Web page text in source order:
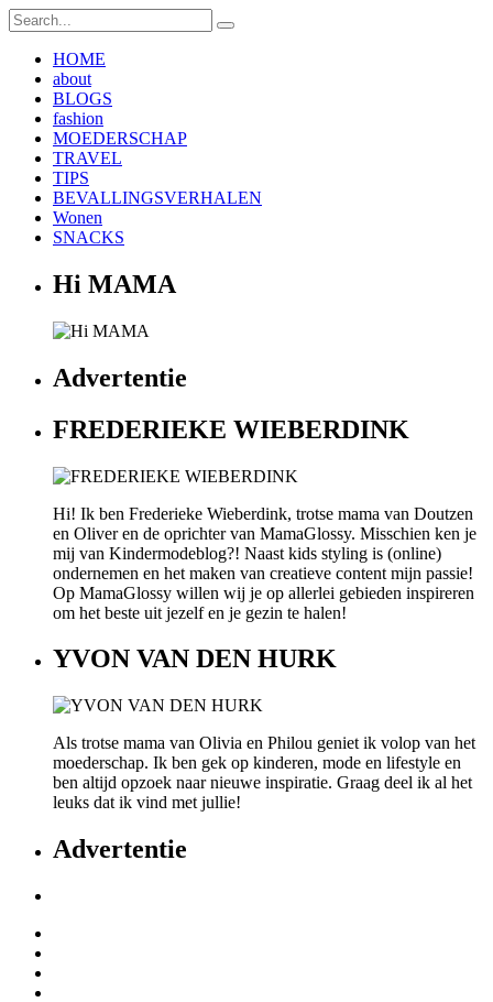
HOME
about
BLOGS
fashion
MOEDERSCHAP
TRAVEL
TIPS
BEVALLINGSVERHALEN
Wonen
SNACKS
Hi MAMA
Advertentie
FREDERIEKE WIEBERDINK
Hi! Ik ben Frederieke Wieberdink, trotse mama van Doutzen
en Oliver en de oprichter van MamaGlossy. Misschien ken je
mij van Kindermodeblog?! Naast kids styling is (online)
ondernemen en het maken van creatieve content mijn passie!
Op MamaGlossy willen wij je op allerlei gebieden inspireren
om het beste uit jezelf en je gezin te halen!
YVON VAN DEN HURK
Als trotse mama van Olivia en Philou geniet ik volop van het
moederschap. Ik ben gek op kinderen, mode en lifestyle en
ben altijd opzoek naar nieuwe inspiratie. Graag deel ik al het
leuks dat ik vind met jullie!
Advertentie